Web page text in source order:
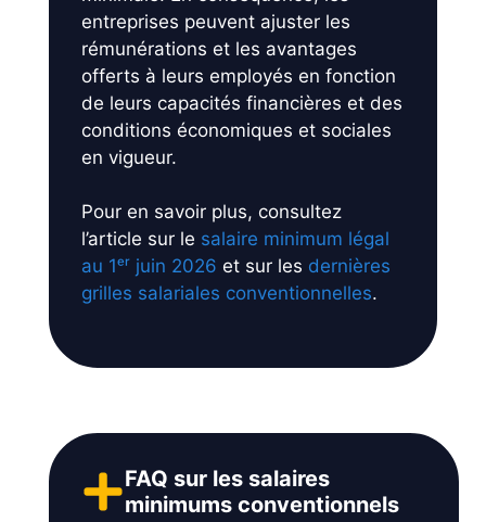
entreprises peuvent ajuster les
rémunérations et les avantages
offerts à leurs employés en fonction
de leurs capacités financières et des
conditions économiques et sociales
en vigueur.
Pour en savoir plus, consultez
l’article sur le salaire minimum légal
au 1ᵉʳ juin 2026 et sur les dernières
grilles salariales conventionnelles.
FAQ sur les salaires
minimums conventionnels